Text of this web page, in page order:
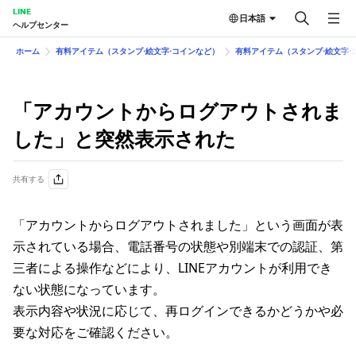
LINE
ヘルプセンター
日本語
ホーム 有料アイテム（スタンプ⋅絵文字⋅コインなど） 有料アイテム（スタンプ⋅絵文字⋅
「アカウントからログアウトされま
した」と突然表示された
共有する
「アカウントからログアウトされました」という画面が表
示されている場合、電話番号の状態や別端末での認証、第
三者による操作などにより、LINEアカウントが利用でき
ない状態になっています。
表示内容や状況に応じて、再ログインできるかどうかや必
要な対応をご確認ください。